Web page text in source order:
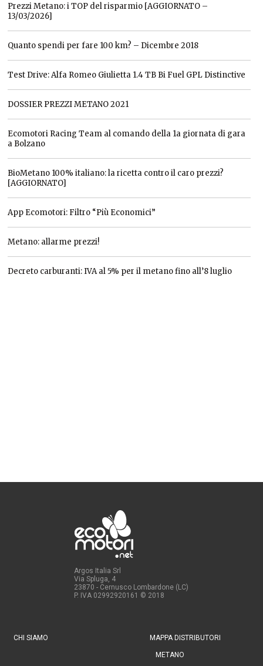
Prezzi Metano: i TOP del risparmio [AGGIORNATO –
13/03/2026]
Quanto spendi per fare 100 km? – Dicembre 2018
Test Drive: Alfa Romeo Giulietta 1.4 TB Bi Fuel GPL Distinctive
DOSSIER PREZZI METANO 2021
Ecomotori Racing Team al comando della 1a giornata di gara
a Bolzano
BioMetano 100% italiano: la ricetta contro il caro prezzi?
[AGGIORNATO]
App Ecomotori: Filtro “Più Economici”
Metano: allarme prezzi!
Decreto carburanti: IVA al 5% per il metano fino all’8 luglio
Argos Italia Srl
Via Spluga, 4
23870 - Cernusco Lombardone (LC)
P. IVA 02992920161 © 2018
CHI SIAMO MAPPA DISTRIBUTORI
METANO